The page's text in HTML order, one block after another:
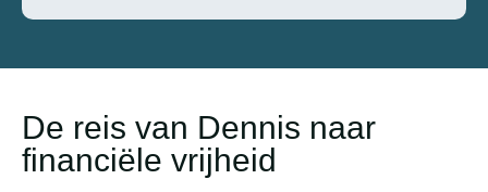
De reis van Dennis naar
financiële vrijheid